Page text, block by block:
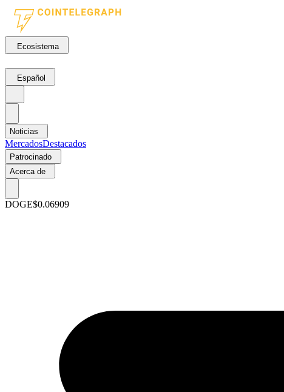
Ecosistema
Español
Noticias
MercadosDestacados
Patrocinado
Acerca de
DOGE$0.06909